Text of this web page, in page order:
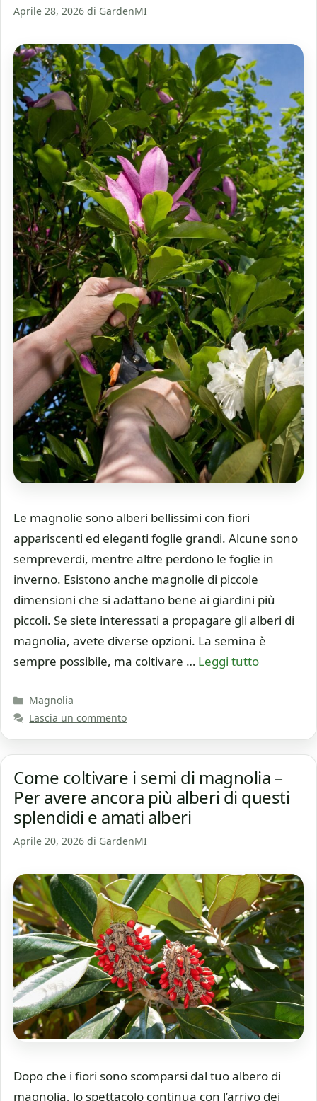
Aprile 28, 2026 di GardenMI
Le magnolie sono alberi bellissimi con fiori
appariscenti ed eleganti foglie grandi. Alcune sono
sempreverdi, mentre altre perdono le foglie in
inverno. Esistono anche magnolie di piccole
dimensioni che si adattano bene ai giardini più
piccoli. Se siete interessati a propagare gli alberi di
magnolia, avete diverse opzioni. La semina è
sempre possibile, ma coltivare … Leggi tutto
Categorie
Magnolia
Lascia un commento
Come coltivare i semi di magnolia –
Per avere ancora più alberi di questi
splendidi e amati alberi
Aprile 20, 2026 di GardenMI
Dopo che i fiori sono scomparsi dal tuo albero di
magnolia, lo spettacolo continua con l’arrivo dei